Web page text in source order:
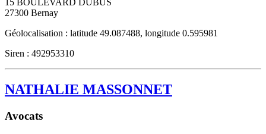
15 BOULEVARD DUBUS
27300 Bernay
Géolocalisation : latitude 49.087488, longitude 0.595981
Siren : 492953310
NATHALIE MASSONNET
Avocats